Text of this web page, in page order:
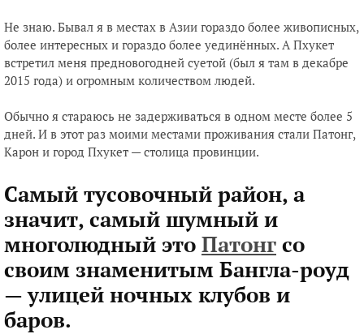
Не знаю. Бывал я в местах в Азии гораздо более живописных,
более интересных и гораздо более уединённых. А Пхукет
встретил меня предновогодней суетой (был я там в декабре
2015 года) и огромным количеством людей.
Обычно я стараюсь не задерживаться в одном месте более 5
дней. И в этот раз моими местами проживания стали Патонг,
Карон и город Пхукет — столица провинции.
Самый тусовочный район, а
значит, самый шумный и
многолюдный это Патонг со
своим знаменитым Бангла-роуд
— улицей ночных клубов и
баров.